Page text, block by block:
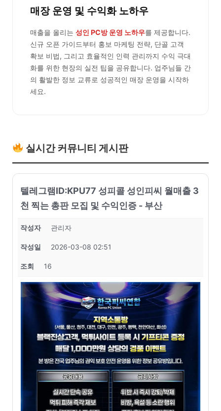
매장 운영 및 수익화 노하우
매출을 올리는 성인 PC방 운영 노하우를 제공합니다.
신규 오픈 가이드부터 홍보 마케팅 전략, 단골 고객
확보 비법, 그리고 효율적인 인력 관리까지 수익 극대
화를 위한 현장의 실전 팁을 공유합니다. 업주님들 간
의 활발한 정보 교류로 성공적인 매장 운영을 시작하
세요.
실시간 커뮤니티 게시판
텔레그램ID:KPU77 성피콜 성인피씨 월매출 3
천 찍는 총판 모집 및 수익인증 - 부산
작성자 관리자
작성일 2026-03-08 02:51
조회 16